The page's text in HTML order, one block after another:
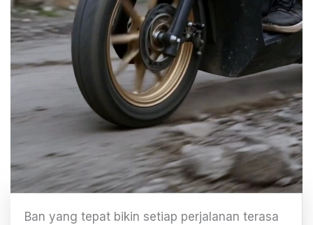
Ban yang tepat bikin setiap perjalanan terasa